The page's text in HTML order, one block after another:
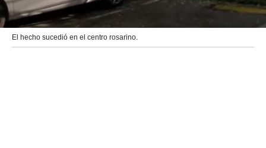
El hecho sucedió en el centro rosarino.